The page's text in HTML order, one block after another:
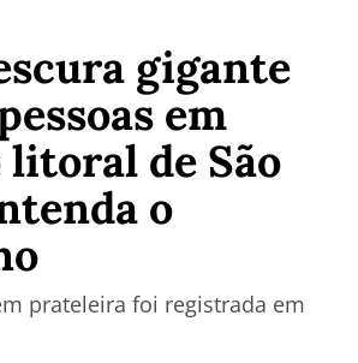
gigante
em
de São
o
prateleira foi registrada em